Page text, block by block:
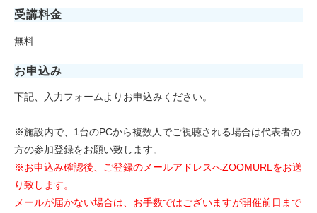
受講料金
無料
お申込み
下記、入力フォームよりお申込みください。
※施設内で、1台のPCから複数人でご視聴される場合は代表者の
方の参加登録をお願い致します。
※お申込み確認後、ご登録のメールアドレスへZOOMURLをお送
り致します。
メールが届かない場合は、お手数ではございますが開催前日まで